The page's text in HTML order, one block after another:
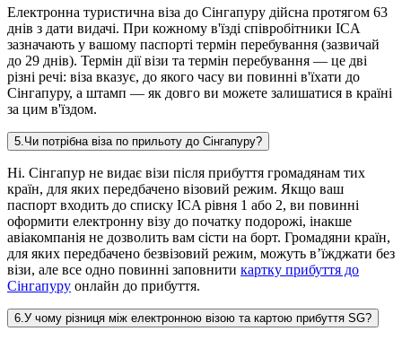
Електронна туристична віза до Сінгапуру дійсна протягом 63
днів з дати видачі. При кожному в'їзді співробітники ICA
зазначають у вашому паспорті термін перебування (зазвичай
до 29 днів). Термін дії візи та термін перебування — це дві
різні речі: віза вказує, до якого часу ви повинні в'їхати до
Сінгапуру, а штамп — як довго ви можете залишатися в країні
за цим в'їздом.
5 Чи потрібна віза по прильоту до Сінгапуру?
Ні. Сінгапур не видає візи після прибуття громадянам тих
країн, для яких передбачено візовий режим. Якщо ваш
паспорт входить до списку ICA рівня 1 або 2, ви повинні
оформити електронну візу до початку подорожі, інакше
авіакомпанія не дозволить вам сісти на борт. Громадяни країн,
для яких передбачено безвізовий режим, можуть в’їжджати без
візи, але все одно повинні заповнити картку прибуття до
Сінгапуру онлайн до прибуття.
6 У чому різниця між електронною візою та картою прибуття SG?